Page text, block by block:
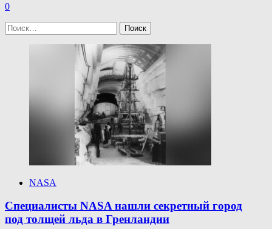
0
Найти:
NASA
Специалисты NASA нашли секретный город
под толщей льда в Гренландии